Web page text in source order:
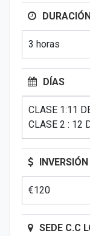
3 horas
DÍAS
CLASE 1:11
CLASE 2 : 12
INVERSIÓN
€120
SEDE C.C